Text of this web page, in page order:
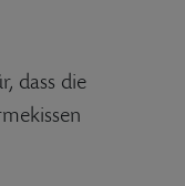
dass die